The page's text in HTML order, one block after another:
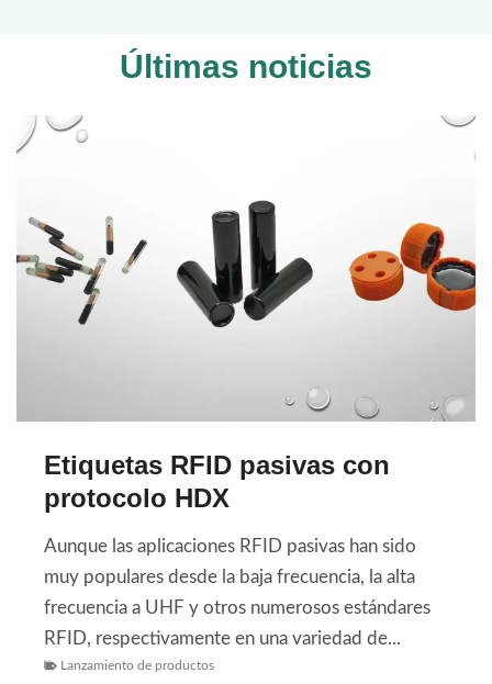
Últimas noticias
Etiquetas RFID pasivas con
protocolo HDX
Aunque las aplicaciones RFID pasivas han sido
muy populares desde la baja frecuencia, la alta
frecuencia a UHF y otros numerosos estándares
RFID, respectivamente en una variedad de...
Lanzamiento de productos